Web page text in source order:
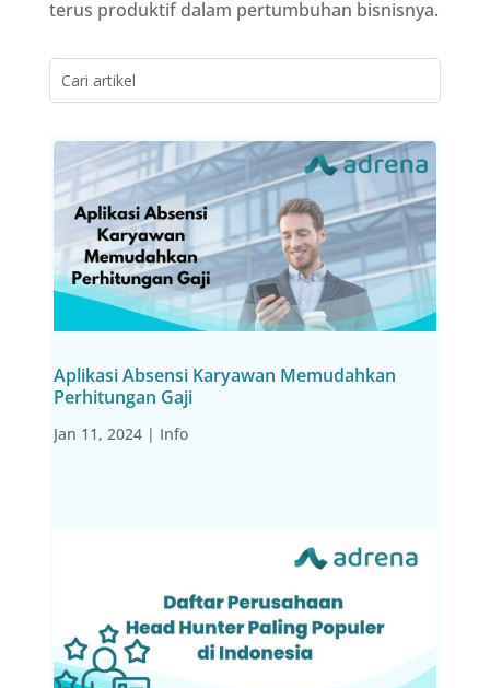
terus produktif dalam pertumbuhan bisnisnya.
Aplikasi Absensi Karyawan Memudahkan
Perhitungan Gaji
Jan 11, 2024 | Info